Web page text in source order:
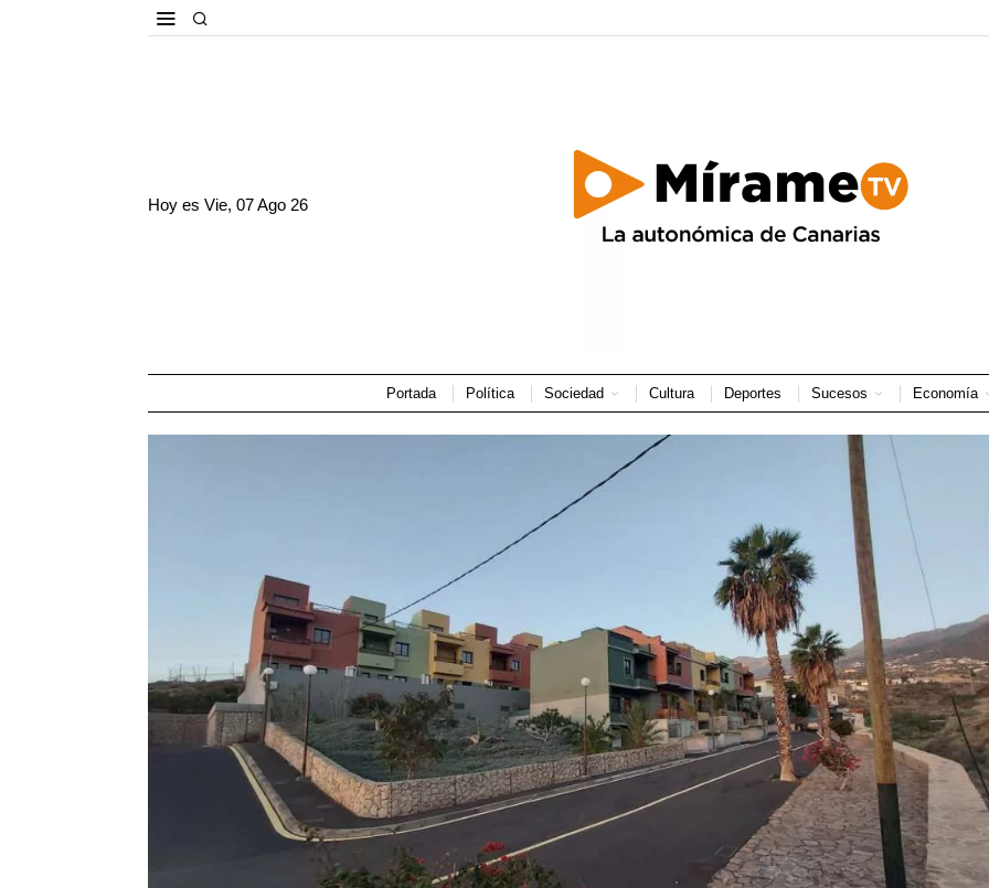
Hoy esVie, 07 Ago 26
Portada Política Sociedad Cultura Deportes Sucesos Economía